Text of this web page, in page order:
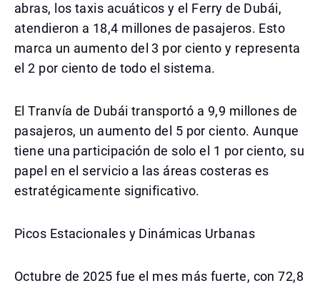
abras, los taxis acuáticos y el Ferry de Dubái,
atendieron a 18,4 millones de pasajeros. Esto
marca un aumento del 3 por ciento y representa
el 2 por ciento de todo el sistema.
El Tranvía de Dubái transportó a 9,9 millones de
pasajeros, un aumento del 5 por ciento. Aunque
tiene una participación de solo el 1 por ciento, su
papel en el servicio a las áreas costeras es
estratégicamente significativo.
Picos Estacionales y Dinámicas Urbanas
Octubre de 2025 fue el mes más fuerte, con 72,8